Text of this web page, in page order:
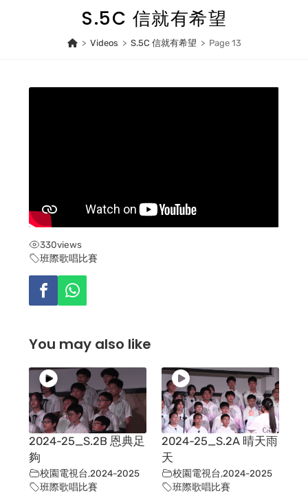
S.5C 信就有希望
> Videos > S.5C 信就有希望 > Page 13
330views
班際歌唱比賽
You may also like
2024-25_S.2B 恩典足
夠
校園電視台,2024-2025
班際歌唱比賽
2024-25_S.2A 晴天雨
天
校園電視台,2024-2025
班際歌唱比賽